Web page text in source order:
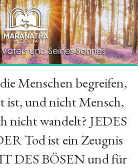
Menschen begreifen,
ist, und nicht Mensch,
nicht wandelt? JEDES
Tod ist ein Zeugnis
DES BÖSEN und für